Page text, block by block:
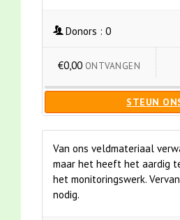
Donors : 0
€0,00 ONTVANGEN
STEUN
Van ons veldmateriaal
maar het heeft het aardig
het monitoringswerk.
nodig.